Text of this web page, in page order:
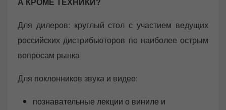
Для дилеров: круглый стол с участием ведущих
российских дистрибьюторов по наиболее острым
вопросам рынка
Для поклонников звука и видео:
познавательные лекции о виниле и